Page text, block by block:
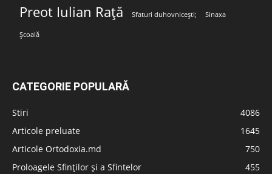
Preot Iulian Rață Sfaturi duhovnicești; Sinaxa
Școală
CATEGORIE POPULARĂ
Stiri
4086
Articole preluate
1645
Articole Ortodoxia.md
750
Proloagele Sfinților și a Sfintelor
455